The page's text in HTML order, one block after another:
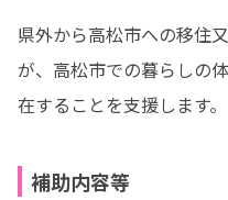
県外から高松市への移住
が、高松市での暮らしの
在することを支援します。
補助内容等